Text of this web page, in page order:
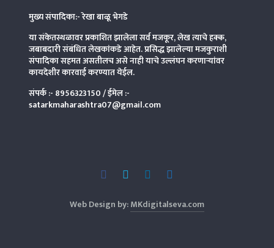
मुख्य संपादिका:- रेखा बाळू भेगडे
या संकेतस्थळावर प्रकाशित झालेला सर्व मजकूर, लेख त्याचे हक्क,
जबाबदारी संबंधित लेखकांकडे आहेत. प्रसिद्ध झालेल्या मजकुराशी
संपादिकासहमत असतीलच असे नाही याचे उल्लंघन करणाऱ्यांवर
कायदेशीर कारवाई करण्यात येईल.
संपर्क :- 8956323150/ ईमेल :-
satarkmaharashtra07@gmail.com
Web Design by:MKdigitalseva.com